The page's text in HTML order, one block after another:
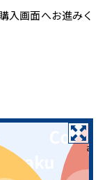
入画面へお進みく
改善